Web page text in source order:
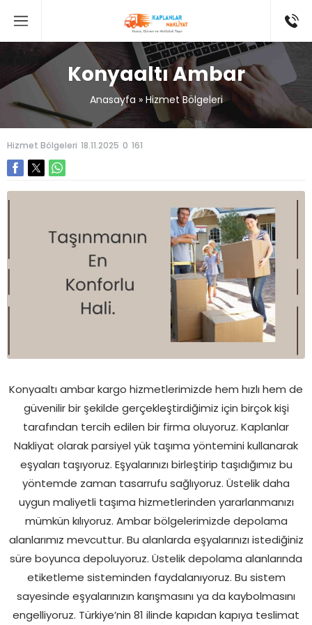
Konyaaltı Ambar
Anasayfa » Hizmet Bölgeleri
Hizmet Bölgeleri 18.11.2025 0 161
Konyaaltı ambar kargo hizmetlerimizde hem hızlı hem de
güvenilir bir şekilde gerçekleştirdiğimiz için birçok kişi
tarafından tercih edilen bir firma oluyoruz. Kaplanlar
Nakliyat olarak parsiyel yük taşıma yöntemini kullanarak
eşyaları taşıyoruz. Eşyalarınızı birleştirip taşıdığımız bu
yöntemde zaman tasarrufu sağlıyoruz. Üstelik daha
uygun maliyetli taşıma hizmetlerinden yararlanmanızı
mümkün kılıyoruz. Ambar bölgelerimizde depolama
alanlarımız mevcuttur. Bu alanlarda eşyalarınızı istediğiniz
süre boyunca depoluyoruz. Üstelik depolama alanlarında
etiketleme sisteminden faydalanıyoruz. Bu sistem
sayesinde eşyalarınızın karışmasını ya da kaybolmasını
engelliyoruz. Türkiye’nin 81 ilinde kapıdan kapıya teslimat